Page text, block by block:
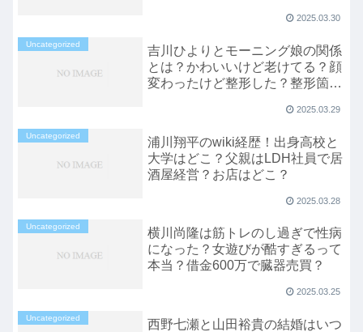
2025.03.30
Uncategorized
吉川ひよりとモーニング娘の関係
とは？かわいいけど老けてる？顔
変わったけど整形した？整形箇所
2025.03.29
Uncategorized
浦川翔平のwiki経歴！出身高校と
大学はどこ？父親はLDH社員で居
酒屋経営？お店はどこ？
2025.03.28
Uncategorized
横川尚隆は筋トレのし過ぎで性病
になった？女遊びが酷すぎるって
本当？借金600万で臓器売買？
2025.03.25
Uncategorized
西野七瀬と山田裕貴の結婚はいつ